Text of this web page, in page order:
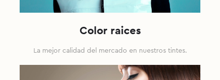
Color raices
La mejor calidad del mercado en nuestros tintes.